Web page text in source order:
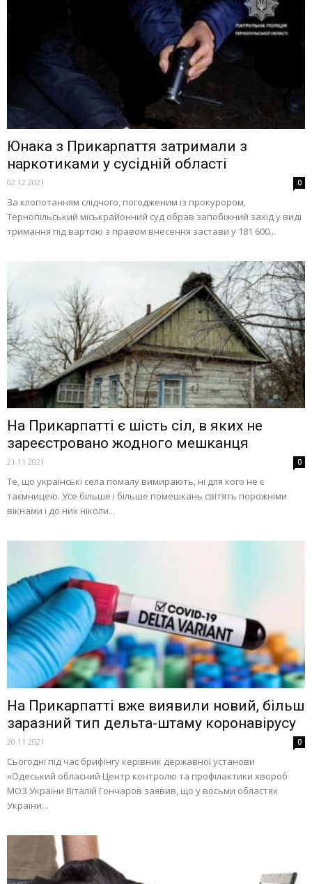
Юнака з Прикарпаття затримали з
наркотиками у сусідній області
02.12.2021 0
За клопотанням слідчого, погодженим із прокурором,
Тернопільський міськрайонний суд обрав запобіжний захід у виді
тримання під вартою з правом внесення застави у 181 600...
На Прикарпатті є шість сіл, в яких не
зареєстровано жодного мешканця
21.11.2021 0
Те, що українські села помалу вимирають, ні для кого не є
таємницею. Усе більше і більше помешкань світять порожніми
вікнами і до них ніколи...
На Прикарпатті вже виявили новий, більш
заразний тип дельта-штаму коронавірусу
20.11.2021 0
Сьогодні під час брифінгу керівник державної установи
«Одеський обласний Центр контролю та профілактики хвороб
МОЗ України Віталій Гончаров заявив, що у восьми областях
України...